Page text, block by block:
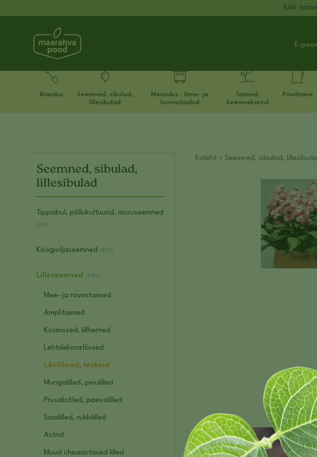
Kõik
E-
Aiandus
Seemned, sibulad,
lillesibulad
Mesindus , linnu- ja
loomatoidud
Taimed,
Seemnekartul
Pruulimine
Seemned, sibulad,
lillesibulad
Tippsibul, põllukultuurid, muruseemned
(29)
Köögiviljaseemned (501)
Lilleseemned (540)
Mee- ja ravimtaimed
Amplitaimed
Kosmosed, lillherned
Lehtdekoratiivsed
Lõvilõuad, levkoid
Mungalilled, peiulilled
Pruudisõled, päevalilled
Saialilled, rukkililled
Astrid
Muud üheaastased lilled
Esileht > Seemned, sibulad,